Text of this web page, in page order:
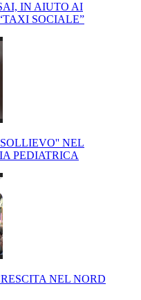
IN AIUTO AI
SOCIALE”
NEL
PEDIATRICA
NEL NORD